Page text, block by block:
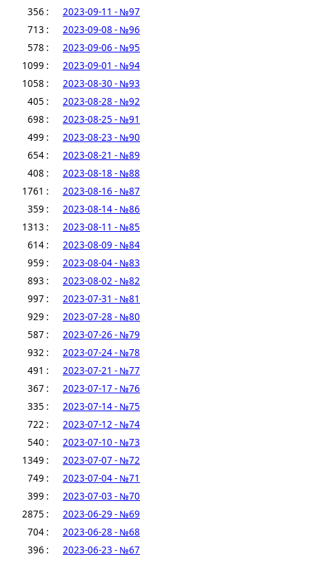
356 :
2023-09-11 - №97
713 :
2023-09-08 - №96
578 :
2023-09-06 - №95
1099 :
2023-09-01 - №94
1058 :
2023-08-30 - №93
405 :
2023-08-28 - №92
698 :
2023-08-25 - №91
499 :
2023-08-23 - №90
654 :
2023-08-21 - №89
408 :
2023-08-18 - №88
1761 :
2023-08-16 - №87
359 :
2023-08-14 - №86
1313 :
2023-08-11 - №85
614 :
2023-08-09 - №84
959 :
2023-08-04 - №83
893 :
2023-08-02 - №82
997 :
2023-07-31 - №81
929 :
2023-07-28 - №80
587 :
2023-07-26 - №79
932 :
2023-07-24 - №78
491 :
2023-07-21 - №77
367 :
2023-07-17 - №76
335 :
2023-07-14 - №75
722 :
2023-07-12 - №74
540 :
2023-07-10 - №73
1349 :
2023-07-07 - №72
749 :
2023-07-04 - №71
399 :
2023-07-03 - №70
2875 :
2023-06-29 - №69
704 :
2023-06-28 - №68
396 :
2023-06-23 - №67